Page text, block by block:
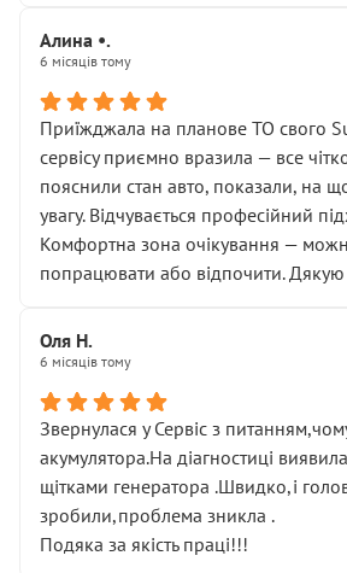
Алина •.
6 місяців тому
Приїжджала на планове ТО свого
сервісу приємно вразила — все
пояснили стан авто, показали, на
увагу. Відчувається професійний
Комфортна зона очікування —
попрацювати або відпочити. Дякую
Оля Н.
6 місяців тому
Звернулася у Сервіс з
акумулятора.На діагностиці
щітками генератора .Швидко,і
зробили,проблема зникла .
Подяка за якість праці!!!